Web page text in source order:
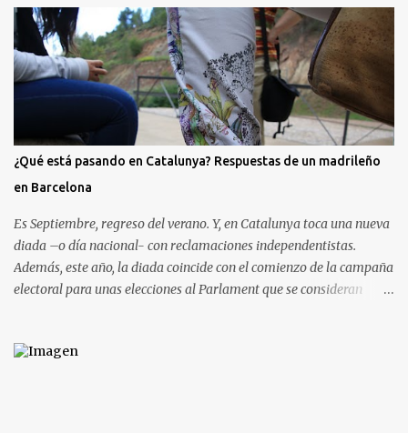
t
a
r
i
¿Qué está pasando en Catalunya? Respuestas de un madrileño
en Barcelona
Es Septiembre, regreso del verano. Y, en Catalunya toca una nueva
diada –o día nacional- con reclamaciones independentistas.
Además, este año, la diada coincide con el comienzo de la campaña
electoral para unas elecciones al Parlament que se consideran
recurrentes cuando regreso a la Villa y Corte. Preguntas y debates